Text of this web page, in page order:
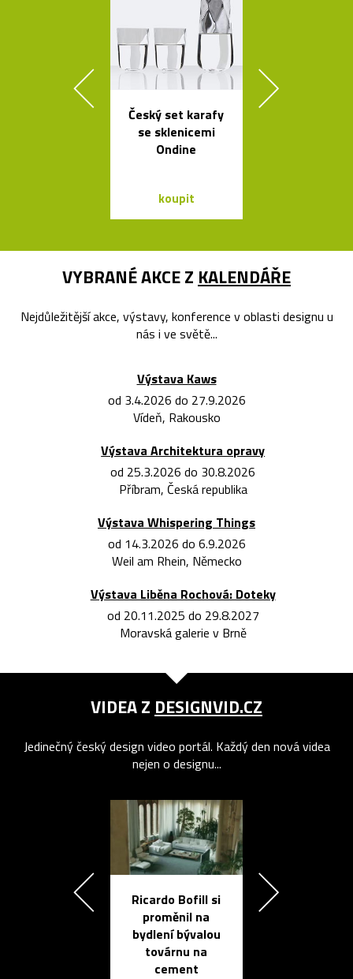
Český set karafy
se sklenicemi
Ondine
koupit
VYBRANÉ AKCE Z KALENDÁŘE
Nejdůležitější akce, výstavy, konference v oblasti designu u
nás i ve světě...
Výstava Kaws
od 3.4.2026 do 27.9.2026
Vídeň, Rakousko
Výstava Architektura opravy
od 25.3.2026 do 30.8.2026
Příbram, Česká republika
Výstava Whispering Things
od 14.3.2026 do 6.9.2026
Weil am Rhein, Německo
Výstava Liběna Rochová: Doteky
od 20.11.2025 do 29.8.2027
Moravská galerie v Brně
VIDEA Z DESIGNVID.CZ
Jedinečný český design video portál. Každý den nová videa
nejen o designu...
Ricardo Bofill si
proměnil na
bydlení bývalou
továrnu na
cement